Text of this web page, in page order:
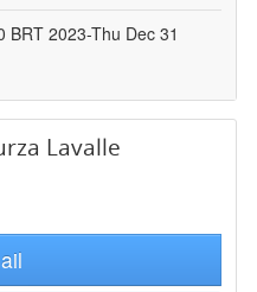
BRT 2023-Thu Dec 31
Lavalle